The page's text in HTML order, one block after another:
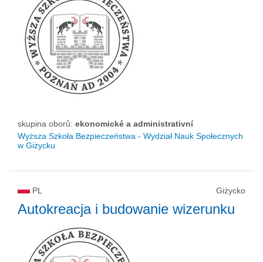
skupina oborů: ekonomické a administrativní
Wyższa Szkoła Bezpieczeństwa - Wydział Nauk Społecznych
w Giżycku
PL Giżycko
Autokreacja i budowanie wizerunku